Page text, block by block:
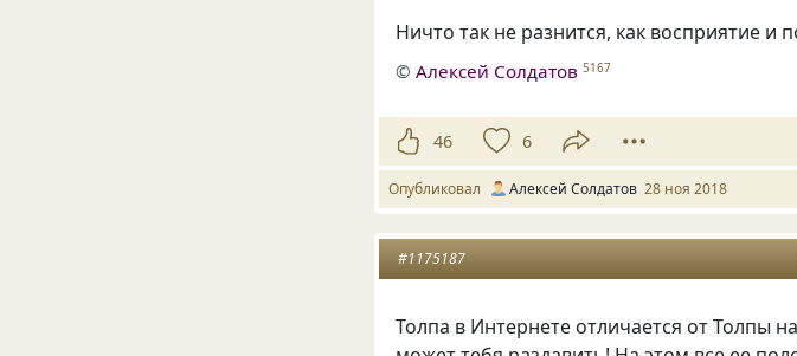
Ничто так не разнится, как восприятие и
©Алексей Солдатов 5167
46 6
Опубликовал Алексей Солдатов 28 ноя 2018
#1175187
Толпа в Интернете отличается от Толпы